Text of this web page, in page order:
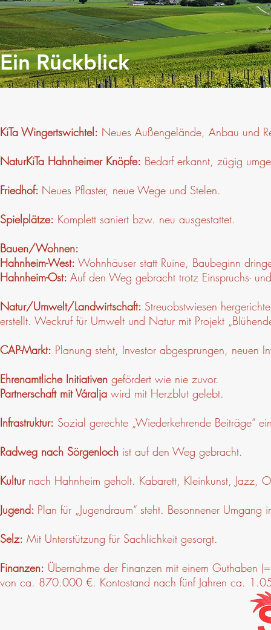
Ein Rückblick
KiTa Wingertswichtel: Neues Außengelände, Anbau und
NaturKiTa Hahnheimer Knöpfe: Bedarf erkannt, zügig
Friedhof: Neues Pflaster, neue Wege und Stelen.
Spielplätze: Komplett saniert bzw. neu ausgestattet.
Bauen/Wohnen:
Hahnheim-West: Wohnhäuser statt Ruine, Baubeginn
Hahnheim-Ost: Auf den Weg gebracht trotz Einspruchs-
Natur/Umwelt/Landwirtschaft: Streuobstwiesen
erstellt. Weckruf für Umwelt und Natur mit Projekt
CAP-Markt: Planung steht, Investor abgesprungen, neuen
Ehrenamtliche Initiativen gefördert wie nie zuvor.
Partnerschaft mit Váralja wird mit Herzblut gelebt.
Infrastruktur: Sozial gerechte „Wiederkehrende Beiträge“
Radweg nach Sörgenloch ist auf den Weg gebracht.
Kultur nach Hahnheim geholt. Kabarett, Kleinkunst, Jazz,
Jugend: Plan für „Jugendraum“ steht. Besonnener
Selz: Mit Unterstützung für Sachlichkeit gesorgt.
Finanzen: Übernahme der Finanzen mit einem Guthaben
von ca. 870.000 €. Kontostand nach fünf Jahren ca.